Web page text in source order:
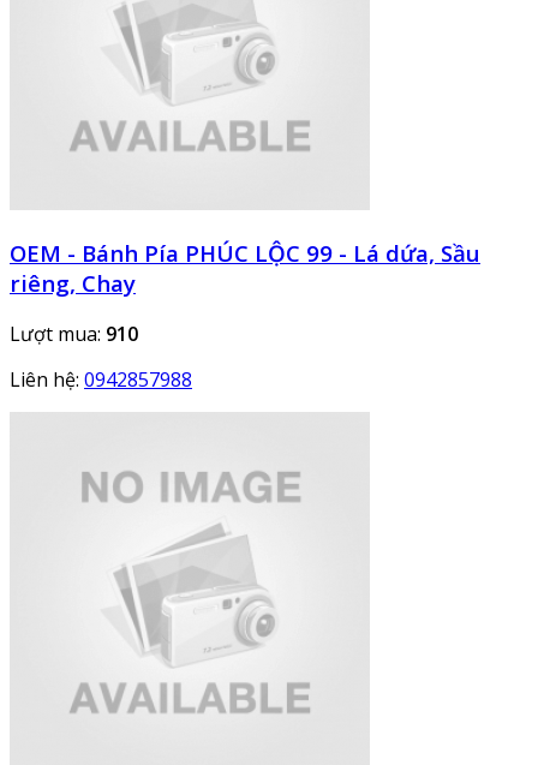
OEM - Bánh Pía PHÚC LỘC 99 - Lá dứa, Sầu
riêng, Chay
Lượt mua: 910
Liên hệ: 0942857988